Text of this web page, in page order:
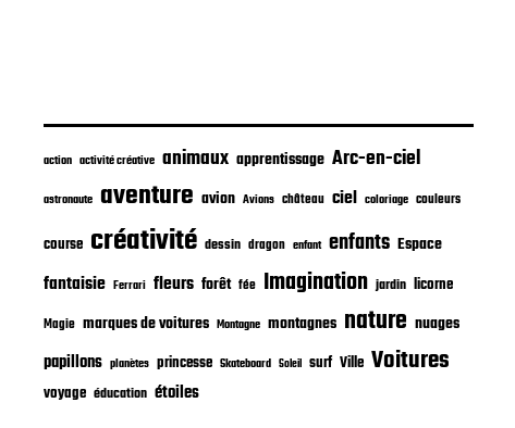
o
n
action activité créative animaux apprentissage Arc-en-ciel
astronaute aventure avion Avions château ciel coloriage couleurs
course créativité dessin dragon enfant enfants Espace
fantaisie Ferrari fleurs forêt fée Imagination jardin licorne
Magie marques de voitures Montagne montagnes nature nuages
papillons planètes princesse Skateboard Soleil surf Ville Voitures
voyage éducation étoiles